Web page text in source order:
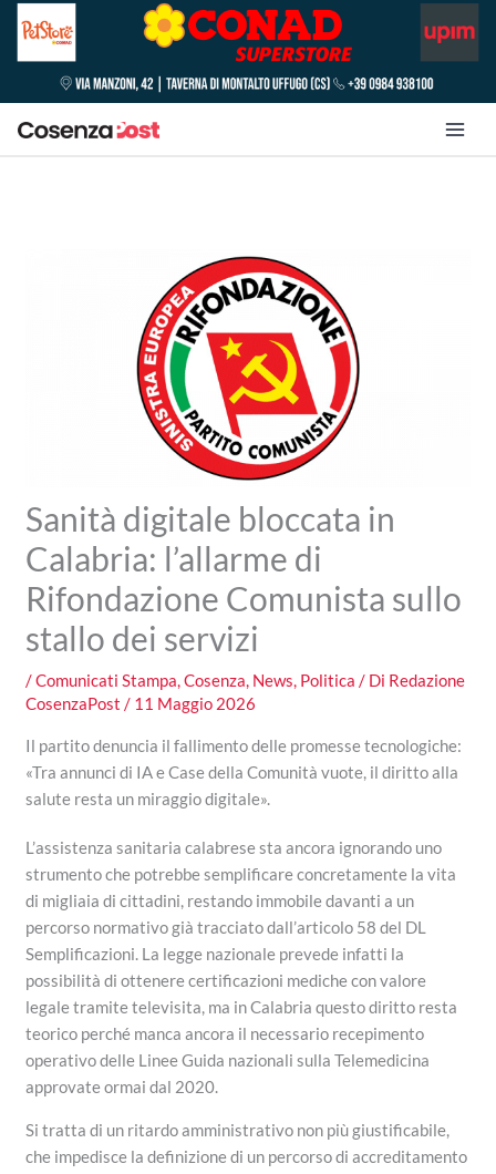
Sanità digitale bloccata in
Calabria: l’allarme di
Rifondazione Comunista sullo
stallo dei servizi
/Comunicati Stampa ,Cosenza News Politica / Di Redazione
CosenzaPost / 11 Maggio 2026
Il partito denuncia il fallimento delle promesse tecnologiche:
«Tra annunci di IA e Case della Comunità vuote, il diritto alla
salute resta un miraggio digitale».
L’assistenza sanitaria calabrese sta ancora ignorando uno
strumento che potrebbe semplificare concretamente la vita
di migliaia di cittadini, restando immobile davanti a un
percorso normativo già tracciato dall’articolo 58 del DL
Semplificazioni. La legge nazionale prevede infatti la
possibilità di ottenere certificazioni mediche con valore
legale tramite televisita, ma in Calabria questo diritto resta
teorico perché manca ancora il necessario recepimento
operativo delle Linee Guida nazionali sulla Telemedicina
approvate ormai dal 2020.
Si tratta di un ritardo amministrativo non più giustificabile,
che impedisce la definizione di un percorso di accreditamento